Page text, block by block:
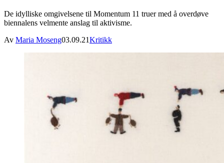
De idylliske omgivelsene til Momentum 11 truer med å overdøve
biennalens velmente anslag til aktivisme.
Av Maria Moseng03.09.21Kritikk